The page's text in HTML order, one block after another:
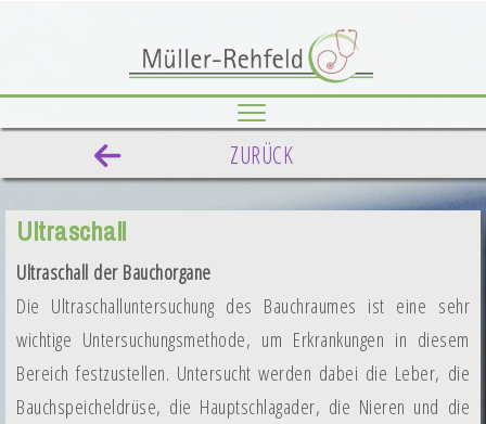
Toggle
navigation
ZURÜCK
Ultraschall
Ultraschall der Bauchorgane
Die Ultraschalluntersuchung des Bauchraumes ist eine sehr
wichtige Untersuchungsmethode, um Erkrankungen in diesem
Bereich festzustellen. Untersucht werden dabei die Leber, die
Bauchspeicheldrüse, die Hauptschlagader, die Nieren und die